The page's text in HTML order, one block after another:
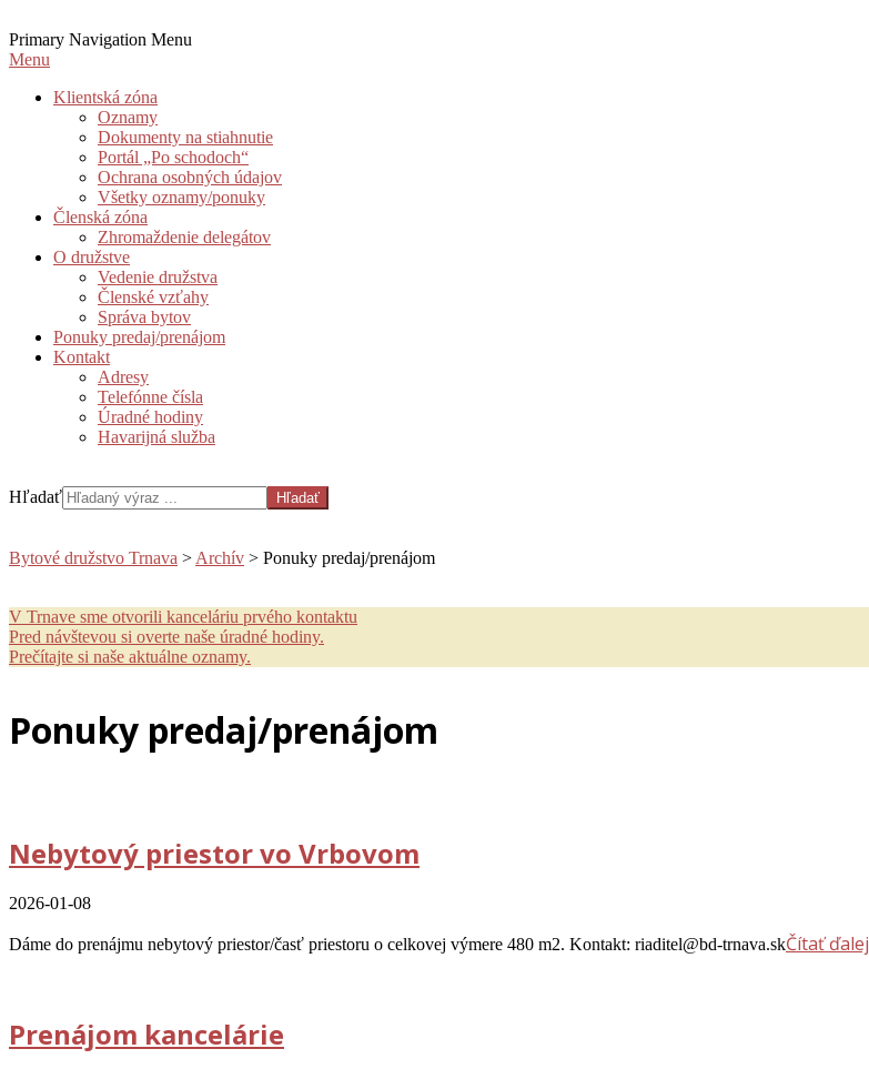
Primary Navigation Menu
Menu
Klientská zóna
Oznamy
Dokumenty na stiahnutie
Portál „Po schodoch“
Ochrana osobných údajov
Všetky oznamy/ponuky
Členská zóna
Zhromaždenie delegátov
O družstve
Vedenie družstva
Členské vzťahy​
Správa bytov
Ponuky predaj/prenájom
Kontakt
Adresy
Telefónne čísla
Úradné hodiny
Havarijná služba
Hľadať
Bytové družstvo Trnava > Archív > Ponuky predaj/prenájom
V Trnave sme otvorili kanceláriu prvého kontaktu
Pred návštevou si overte naše úradné hodiny.
Prečítajte si naše aktuálne oznamy.
Ponuky predaj/prenájom
Nebytový priestor vo Vrbovom
2026-01-08
Dáme do prenájmu nebytový priestor/časť priestoru o celkovej výmere 480 m2. Kontakt: riaditel@bd-trnava.skČítať ďalej
Prenájom kancelárie